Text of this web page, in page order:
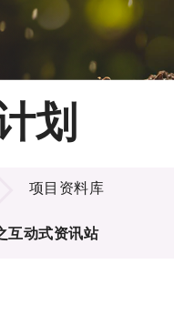
划
项目资料库
互动式资讯站